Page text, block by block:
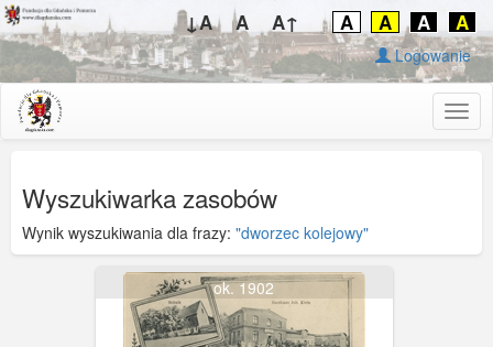
↓A A A↑ A A A A
Logowanie
Wyszukiwarka zasobów
Wynik wyszukiwania dla frazy: "dworzec kolejowy"
ok. 1902